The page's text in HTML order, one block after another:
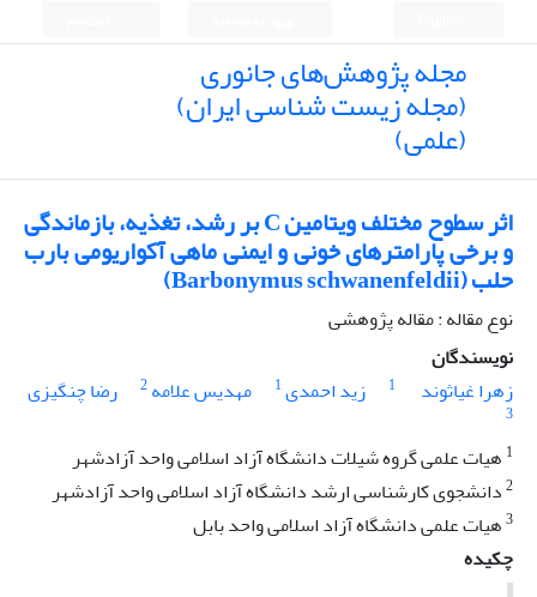
مجله پژوهش‌های جانوری
(مجله زیست شناسی ایران)
(علمی)
اثر سطوح مختلف ویتامین C بر رشد، تغذیه، بازماندگی
و برخی پارامترهای خونی و ایمنی ماهی آکواریومی بارب
حلب (Barbonymus schwanenfeldii)
نوع مقاله : مقاله پژوهشی
نویسندگان
زهرا غیاثوند
1 زید احمدی1 مهدیس علامه2 رضا چنگیزی
3
1 هیات علمی گروه شیلات دانشگاه آزاد اسلامی واحد آزادشهر
2دانشجوی کارشناسی ارشد دانشگاه آزاد اسلامی واحد آزادشهر
3هیات علمی دانشگاه آزاد اسلامی واحد بابل
چکیده